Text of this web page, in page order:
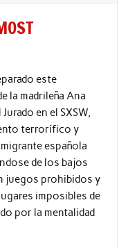
este
la madrileña Ana
en el SXSW,
terrorífico y
española
de los bajos
juegos prohibidos y
imposibles de
por la mentalidad